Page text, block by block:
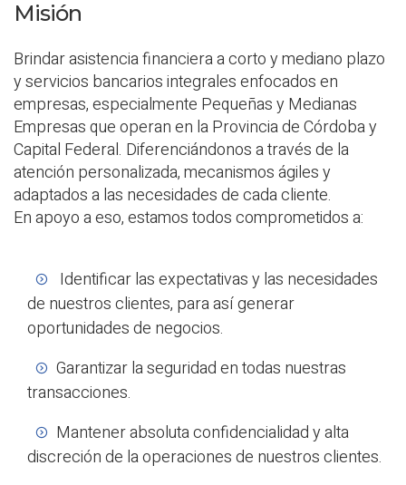
Misión
Brindar asistencia financiera a corto y mediano plazo
y servicios bancarios integrales enfocados en
empresas, especialmente Pequeñas y Medianas
Empresas que operan en la Provincia de Córdoba y
Capital Federal. Diferenciándonos a través de la
atención personalizada, mecanismos ágiles y
adaptados a las necesidades de cada cliente.
En apoyo a eso, estamos todos comprometidos a:
Identificar las expectativas y las necesidades
de nuestros clientes, para así generar
oportunidades de negocios.
Garantizar la seguridad en todas nuestras
transacciones.
Mantener absoluta confidencialidad y alta
discreción de la operaciones de nuestros clientes.